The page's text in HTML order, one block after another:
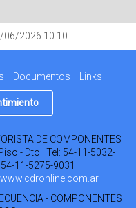
06/2026 10:10
Documentos Links
DE COMPONENTES
- Dto | Tel: 54-11-5032-
11-5275-9031
www.cdronline.com.ar
- COMPONENTES